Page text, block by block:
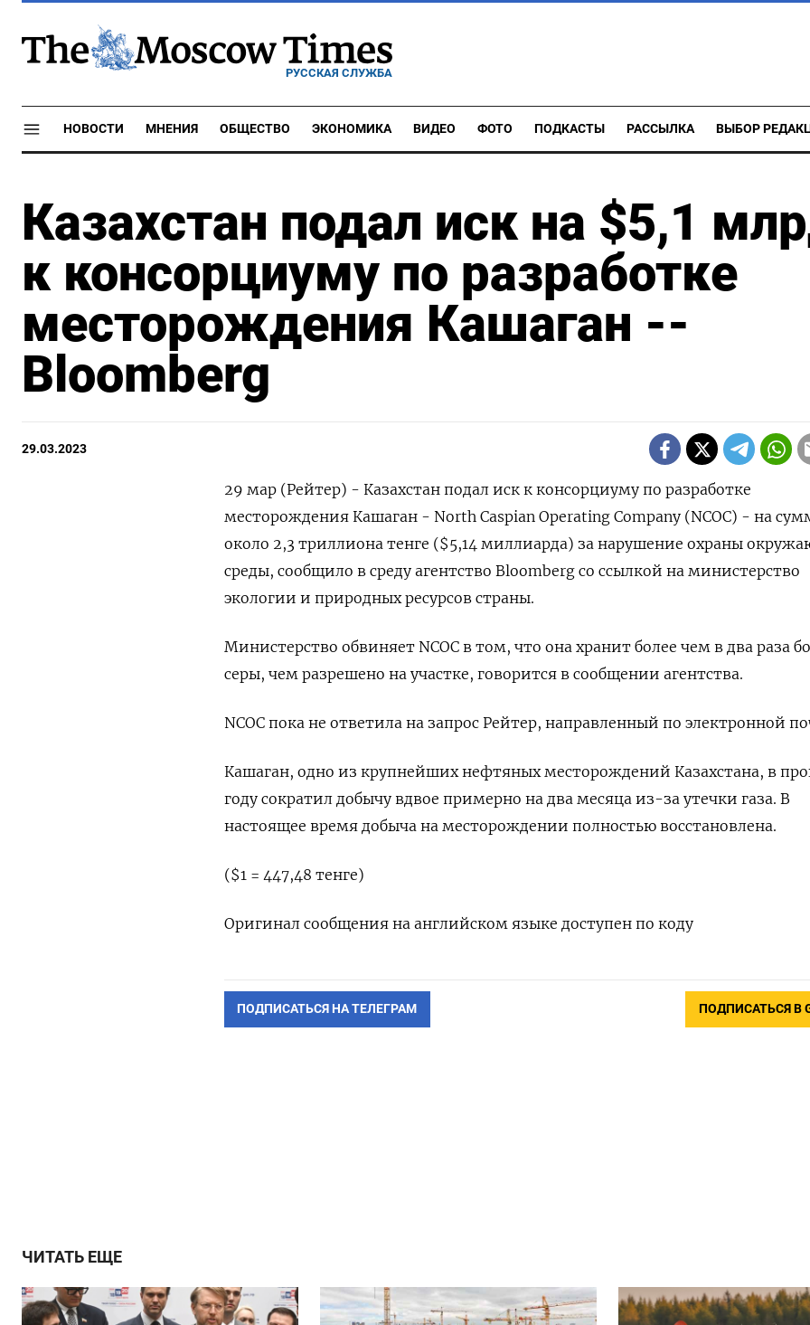
РУССКАЯ СЛУЖБА
НОВОСТИ МНЕНИЯ ОБЩЕСТВО ЭКОНОМИКА ВИДЕО ФОТО ПОДКАСТЫ РАССЫЛКА ВЫБОР
Казахстан подал иск на $5,1
к консорциуму по разработке
месторождения Кашаган --
Bloomberg
29.03.2023
29 мар (Рейтер) - Казахстан подал иск к консорциуму по разработке
месторождения Кашаган - North Caspian Operating Company (NCOC) - на
около 2,3 триллиона тенге ($5,14 миллиарда) за нарушение охраны
среды, сообщило в среду агентство Bloomberg со ссылкой на министерство
экологии и природных ресурсов страны.
Министерство обвиняет NCOC в том, что она хранит более чем в два раза
серы, чем разрешено на участке, говорится в сообщении агентства.
NCOC пока не ответила на запрос Рейтер, направленный по электронной
Кашаган, одно из крупнейших нефтяных месторождений Казахстана, в
году сократил добычу вдвое примерно на два месяца из-за утечки газа. В
настоящее время добыча на месторождении полностью восстановлена.
($1 = 447,48 тенге)
Оригинал сообщения на английском языке доступен по коду
ПОДПИСАТЬСЯ НА ТЕЛЕГРАМ ПОДПИСАТЬСЯ В
ЧИТАТЬ ЕЩЕ